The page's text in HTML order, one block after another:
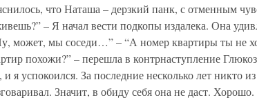
что Наташа – дерзкий панк, с отменным
– Я начал вести подкопы издалека. Она
может, мы соседи…” – “А номер квартиры ты не
похожи?” – перешла в контрнаступление
я успокоился. За последние несколько лет никто
Значит, в обиду себя она не даст. Хорошо.